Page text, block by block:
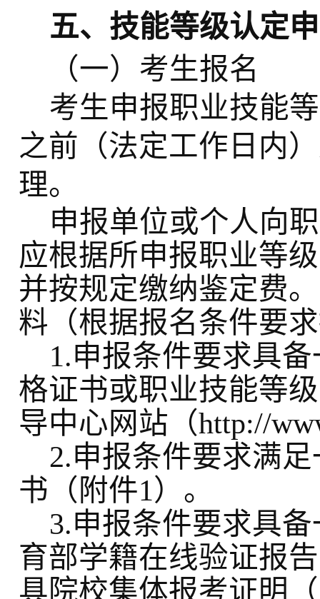
五、技能等级认定
（一）考生报名
考生申报职业技能
之前（法定工作日内
理。
申报单位或个人向
应根据所申报职业等
并按规定缴纳鉴定费
料（根据报名条件要
1.申报条件要求具
格证书或职业技能等
导中心网站（http://
2.申报条件要求满
书（附件1）。
3.申报条件要求具
育部学籍在线验证报
具院校集体报考证明